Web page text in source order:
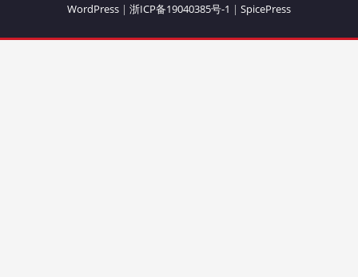
WordPress | 浙ICP备19040385号-1 | SpicePress